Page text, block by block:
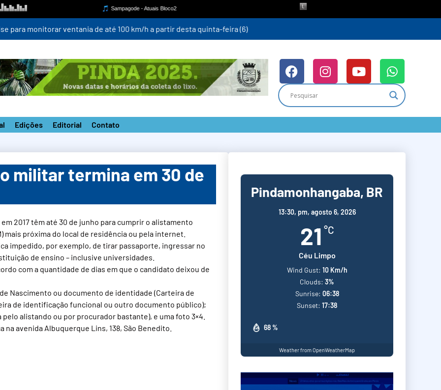
para monitorar ventania de até 100 km/h a partir desta quinta-feira (6)
Edições Editorial Contato
militar termina em 30 de
2017 têm até 30 de junho para cumprir o alistamento
próxima do local de residência ou pela internet.
impedido, por exemplo, de tirar passaporte, ingressar no
de ensino – inclusive universidades.
com a quantidade de dias em que o candidato deixou de
Nascimento ou documento de identidade (Carteira de
de identificação funcional ou outro documento público);
alistando ou por procurador bastante), e uma foto 3×4.
avenida Albuquerque Lins, 138, São Benedito.
Pindamonhangaba, BR
13:30, pm, agosto 6, 2026
21 °C
Céu Limpo
68 %
Wind Gust: 10 Km/h
Clouds: 3%
Sunrise: 06:38
Sunset: 17:38
Weather from OpenWeatherMap